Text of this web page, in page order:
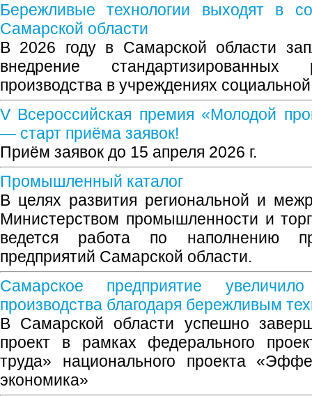
Бережливые технологии выходят в
Самарской области
В 2026 году в Самарской области
внедрение стандартизированных
производства в учреждениях
V Всероссийская премия «Молодой
— старт приёма заявок!
Приём заявок до 15 апреля 2026 г.
Промышленный каталог
В целях развития региональной и
Министерством промышленности и
ведется работа по наполнению
предприятий Самарской области.
Самарское предприятие
производства благодаря бережливым
В Самарской области успешно
проект в рамках федерального
труда» национального проекта
экономика»